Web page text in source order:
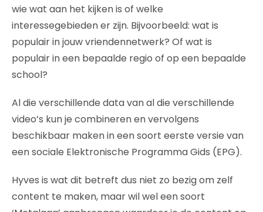
wie wat aan het kijken is of welke
interessegebieden er zijn. Bijvoorbeeld: wat is
populair in jouw vriendennetwerk? Of wat is
populair in een bepaalde regio of op een bepaalde
school?
Al die verschillende data van al die verschillende
video’s kun je combineren en vervolgens
beschikbaar maken in een soort eerste versie van
een sociale Elektronische Programma Gids (EPG).
Hyves is wat dit betreft dus niet zo bezig om zelf
content te maken, maar wil wel een soort